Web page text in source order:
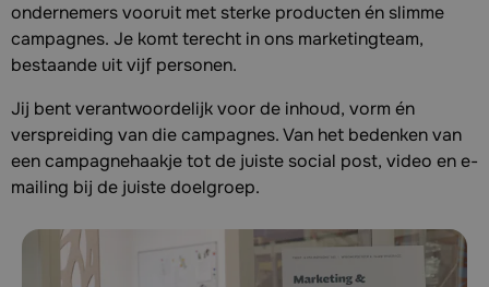
ondernemers vooruit met sterke producten én slimme
campagnes. Je komt terecht in ons marketingteam,
bestaande uit vijf personen.
Jij bent verantwoordelijk voor de inhoud, vorm én
verspreiding van die campagnes. Van het bedenken van
een campagnehaakje tot de juiste social post, video en e-
mailing bij de juiste doelgroep.